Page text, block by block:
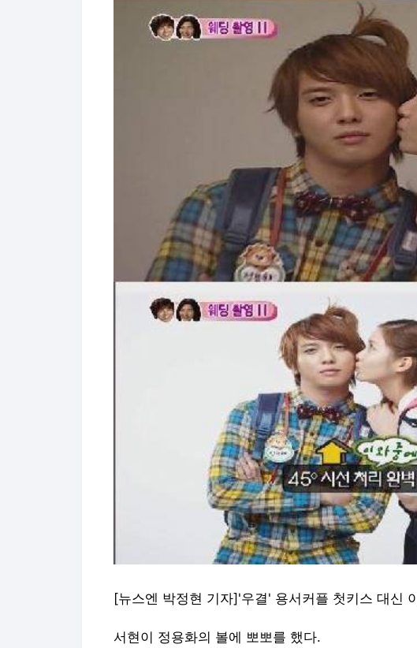
[뉴스엔 박정현 기자]'우결' 용서커플 첫키스 대신
서현이 정용화의 볼에 뽀뽀를 했다.